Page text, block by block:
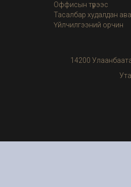
Оффисын түрээс
Тасалбар худалдан
Үйлчилгээний орчин
14200